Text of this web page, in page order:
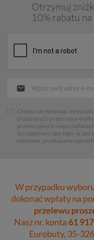
Otrzymuj
10% rabatu
Chcesz otrzymywać od
przesłanych przez nas e-
promocyjnych i
szczegółowy opis tego, w
osobowe, przekazane nam w
W przypadku
dokonać wpłaty na
przelewu
Nasz nr. konta61
Eurobuty, 35-